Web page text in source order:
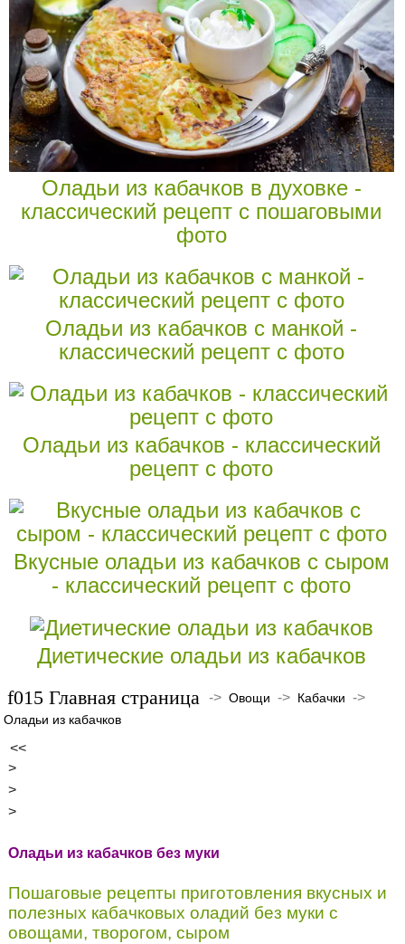
Оладьи из кабачков в духовке -
классический рецепт с пошаговыми
фото
Оладьи из кабачков с манкой -
классический рецепт с фото
Оладьи из кабачков - классический
рецепт с фото
Вкусные оладьи из кабачков с сыром
- классический рецепт с фото
Диетические оладьи из кабачков
Главная страница ->Овощи -> Кабачки ->
Оладьи из кабачков
<<
>
>
>
Оладьи из кабачков без муки
Пошаговые рецепты приготовления вкусных и
полезных кабачковых оладий без муки с
овощами, творогом, сыром